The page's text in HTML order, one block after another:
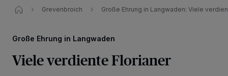
Grevenbroich Große Ehrung in Langwaden: Viele
Große Ehrung in Langwaden
Viele verdiente Florianer